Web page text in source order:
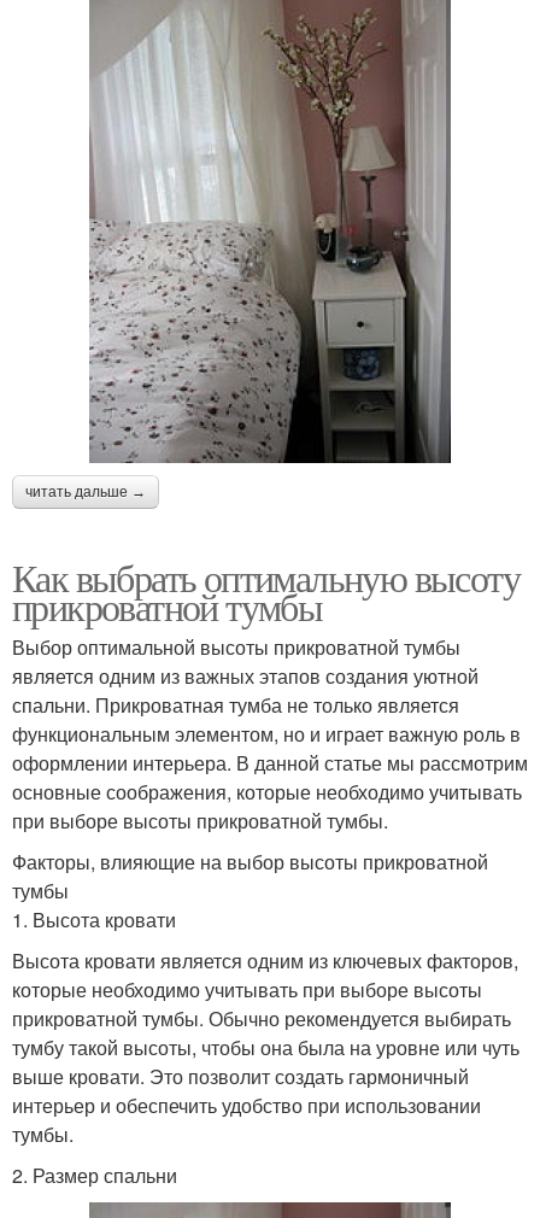
читать дальше →
Как выбрать оптимальную высоту
прикроватной тумбы
Выбор оптимальной высоты прикроватной тумбы
является одним из важных этапов создания уютной
спальни. Прикроватная тумба не только является
функциональным элементом, но и играет важную роль в
оформлении интерьера. В данной статье мы рассмотрим
основные соображения, которые необходимо учитывать
при выборе высоты прикроватной тумбы.
Факторы, влияющие на выбор высоты прикроватной
тумбы
1. Высота кровати
Высота кровати является одним из ключевых факторов,
которые необходимо учитывать при выборе высоты
прикроватной тумбы. Обычно рекомендуется выбирать
тумбу такой высоты, чтобы она была на уровне или чуть
выше кровати. Это позволит создать гармоничный
интерьер и обеспечить удобство при использовании
тумбы.
2. Размер спальни